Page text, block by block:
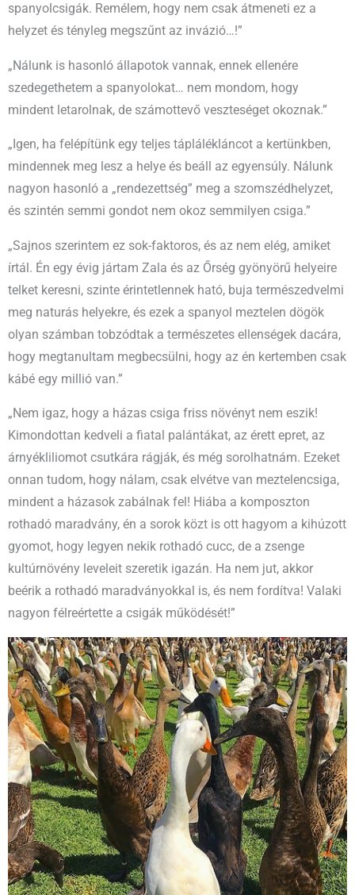
spanyolcsigák. Remélem, hogy nem csak átmeneti ez a
helyzet és tényleg megszűnt az invázió…!”
„Nálunk is hasonló állapotok vannak, ennek ellenére
szedegethetem a spanyolokat… nem mondom, hogy
mindent letarolnak, de számottevő veszteséget okoznak.”
„Igen, ha felépítünk egy teljes táplálékláncot a kertünkben,
mindennek meg lesz a helye és beáll az egyensúly. Nálunk
nagyon hasonló a „rendezettség” meg a szomszédhelyzet,
és szintén semmi gondot nem okoz semmilyen csiga.”
„Sajnos szerintem ez sok-faktoros, és az nem elég, amiket
írtál. Én egy évig jártam Zala és az Őrség gyönyörű helyeire
telket keresni, szinte érintetlennek ható, buja természedvelmi
meg naturás helyekre, és ezek a spanyol meztelen dögök
olyan számban tobzódtak a természetes ellenségek dacára,
hogy megtanultam megbecsülni, hogy az én kertemben csak
kábé egy millió van.”
„Nem igaz, hogy a házas csiga friss növényt nem eszik!
Kimondottan kedveli a fiatal palántákat, az érett epret, az
árnyékliliomot csutkára rágják, és még sorolhatnám. Ezeket
onnan tudom, hogy nálam, csak elvétve van meztelencsiga,
mindent a házasok zabálnak fel! Hiába a komposzton
rothadó maradvány, én a sorok közt is ott hagyom a kihúzott
gyomot, hogy legyen nekik rothadó cucc, de a zsenge
kultúrnövény leveleit szeretik igazán. Ha nem jut, akkor
beérik a rothadó maradványokkal is, és nem fordítva! Valaki
nagyon félreértette a csigák működését!”